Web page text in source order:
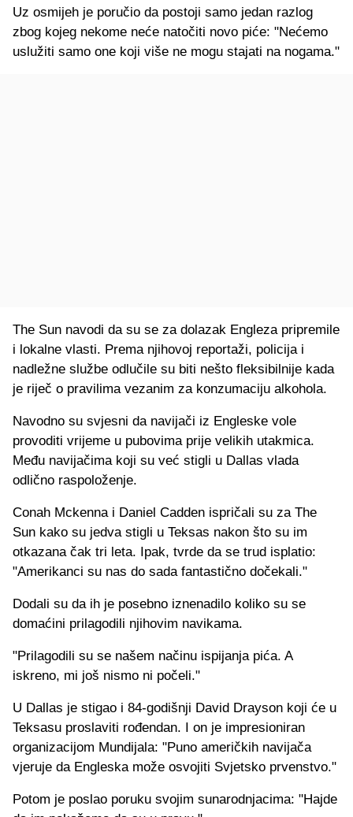
Uz osmijeh je poručio da postoji samo jedan razlog
zbog kojeg nekome neće natočiti novo piće: "Nećemo
uslužiti samo one koji više ne mogu stajati na nogama."
The Sun navodi da su se za dolazak Engleza pripremile
i lokalne vlasti. Prema njihovoj reportaži, policija i
nadležne službe odlučile su biti nešto fleksibilnije kada
je riječ o pravilima vezanim za konzumaciju alkohola.
Navodno su svjesni da navijači iz Engleske vole
provoditi vrijeme u pubovima prije velikih utakmica.
Među navijačima koji su već stigli u Dallas vlada
odlično raspoloženje.
Conah Mckenna i Daniel Cadden ispričali su za The
Sun kako su jedva stigli u Teksas nakon što su im
otkazana čak tri leta. Ipak, tvrde da se trud isplatio:
"Amerikanci su nas do sada fantastično dočekali."
Dodali su da ih je posebno iznenadilo koliko su se
domaćini prilagodili njihovim navikama.
"Prilagodili su se našem načinu ispijanja pića. A
iskreno, mi još nismo ni počeli."
U Dallas je stigao i 84-godišnji David Drayson koji će u
Teksasu proslaviti rođendan. I on je impresioniran
organizacijom Mundijala: "Puno američkih navijača
vjeruje da Engleska može osvojiti Svjetsko prvenstvo."
Potom je poslao poruku svojim sunarodnjacima: "Hajde